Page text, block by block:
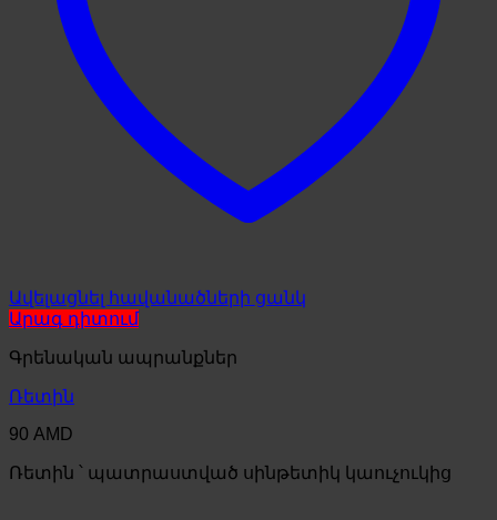
Ավելացնել հավանածների ցանկ
Արագ դիտում
Գրենական ապրանքներ
Ռետին
90 AMD
Ռետին ՝ պատրաստված սինթետիկ կաուչուկից